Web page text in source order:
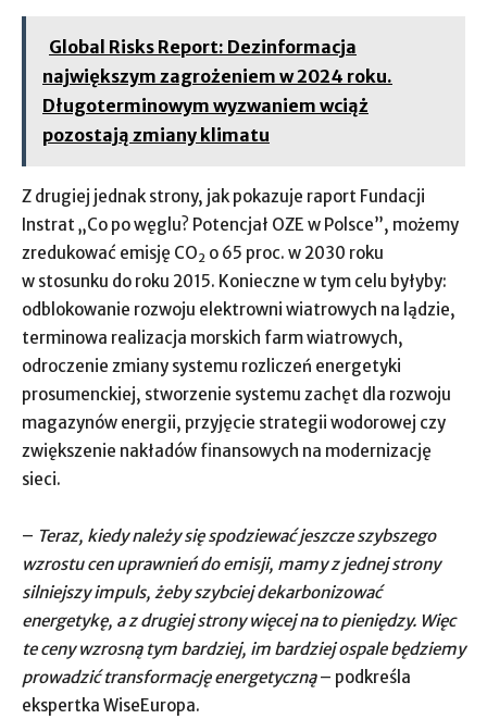
Global Risks Report: Dezinformacja
największym zagrożeniem w 2024 roku.
Długoterminowym wyzwaniem wciąż
pozostają zmiany klimatu
Z drugiej jednak strony, jak pokazuje raport Fundacji
Instrat „Co po węglu? Potencjał OZE w Polsce”, możemy
zredukować emisję CO2 o 65 proc. w 2030 roku
w stosunku do roku 2015. Konieczne w tym celu byłyby:
odblokowanie rozwoju elektrowni wiatrowych na lądzie,
terminowa realizacja morskich farm wiatrowych,
odroczenie zmiany systemu rozliczeń energetyki
prosumenckiej, stworzenie systemu zachęt dla rozwoju
magazynów energii, przyjęcie strategii wodorowej czy
zwiększenie nakładów finansowych na modernizację
sieci.
– Teraz, kiedy należy się spodziewać jeszcze szybszego
wzrostu cen uprawnień do emisji, mamy z jednej strony
silniejszy impuls, żeby szybciej dekarbonizować
energetykę, a z drugiej strony więcej na to pieniędzy. Więc
te ceny wzrosną tym bardziej, im bardziej ospale będziemy
prowadzić transformację energetyczną– podkreśla
ekspertka WiseEuropa.